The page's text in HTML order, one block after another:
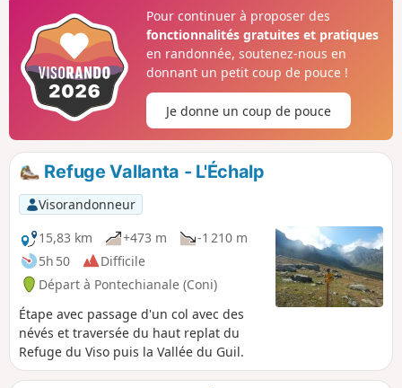
Pour continuer à proposer des
fonctionnalités gratuites et pratiques
en randonnée, soutenez-nous en
donnant un petit coup de pouce !
Je donne un coup de pouce
Refuge Vallanta - L'Échalp
Visorandonneur
15,83 km
+473 m
-1 210 m
5h 50
Difficile
Départ à Pontechianale (Coni)
Étape avec passage d'un col avec des
névés et traversée du haut replat du
Refuge du Viso puis la Vallée du Guil.